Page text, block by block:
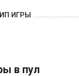
ИГРЫ
в пул